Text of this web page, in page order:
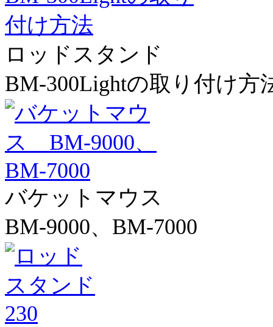
ロッドスタンド
BM-300Lightの取り付け方
バケットマウス
BM-9000、BM-7000